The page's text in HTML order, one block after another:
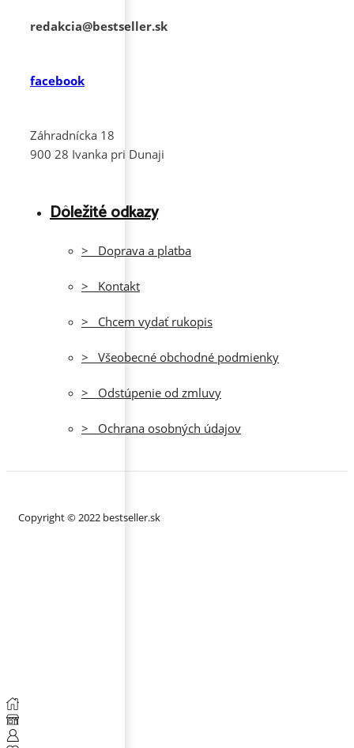
redakcia@bestseller.sk
facebook
Záhradnícka 18
900 28 Ivanka pri Dunaji
Dôležité odkazy
> Doprava a platba
> Kontakt
> Chcem vydať rukopis
> Všeobecné obchodné podmienky
> Odstúpenie od zmluvy
> Ochrana osobných údajov
Copyright © 2022 bestseller.sk